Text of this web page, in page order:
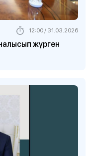
жүрген
12:00 / 31.03.2026